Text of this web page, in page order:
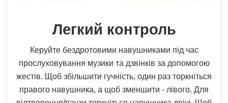
Легкий контроль
Керуйте бездротовими навушниками під час
прослуховування музики та дзвінків за допомогою
жестів. Щоб збільшити гучність, один раз торкніться
правого навушника, а щоб зменшити - лівого. Для